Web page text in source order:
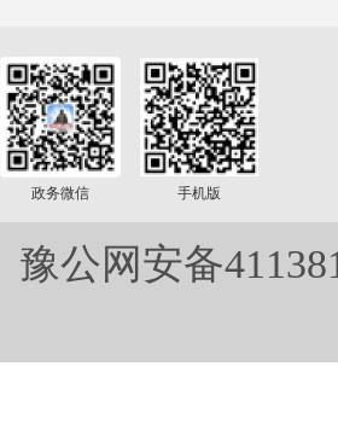
政务微信 手机版
豫公网安备